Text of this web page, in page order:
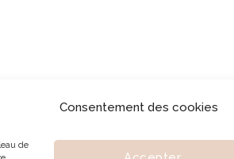
Consentement des cookies
de